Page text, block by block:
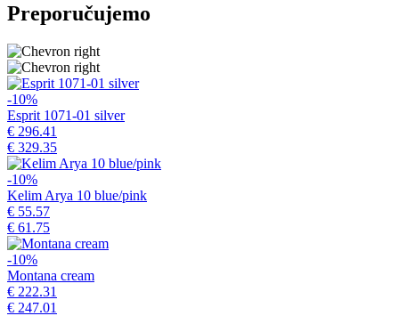
Preporučujemo
-10%
Esprit 1071-01 silver
€ 296.41
€ 329.35
-10%
Kelim Arya 10 blue/pink
€ 55.57
€ 61.75
-10%
Montana cream
€ 222.31
€ 247.01